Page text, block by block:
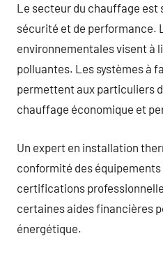
Le secteur du chauffage est
sécurité et de performance.
environnementales visent à
polluantes. Les systèmes à
permettent aux particuliers
chauffage économique et
Un expert en installation
conformité des
certifications
certaines aides financières
énergétique.